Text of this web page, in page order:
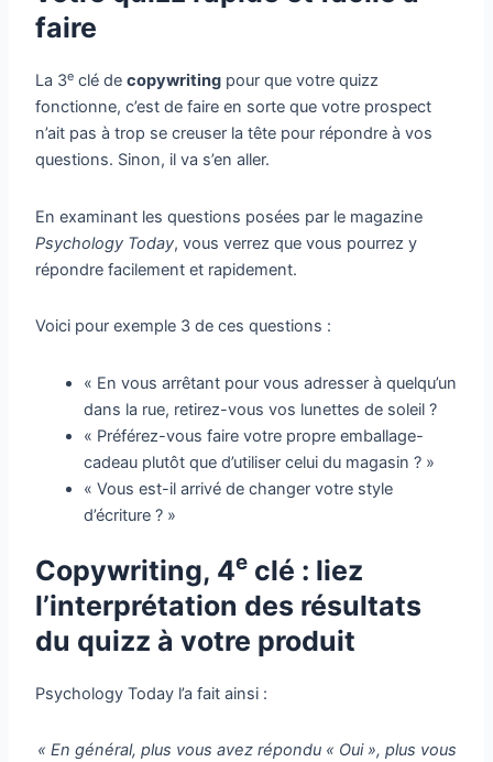
faire
La 3e clé decopywriting pour que votre quizz
fonctionne, c’est de faire en sorte que votre prospect
n’ait pas à trop se creuser la tête pour répondre à vos
questions. Sinon, il va s’en aller.
En examinant les questions posées par le magazine
Psychology Today, vous verrez que vous pourrez y
répondre facilement et rapidement.
Voici pour exemple 3 de ces questions :
« En vous arrêtant pour vous adresser à quelqu’un
dans la rue, retirez-vous vos lunettes de soleil ?
« Préférez-vous faire votre propre emballage-
cadeau plutôt que d’utiliser celui du magasin ? »
« Vous est-il arrivé de changer votre style
d’écriture ? »
Copywriting, 4e clé : liez
l’interprétation des résultats
du quizz à votre produit
Psychology Today l’a fait ainsi :
« En général, plus vous avez répondu « Oui », plus vous